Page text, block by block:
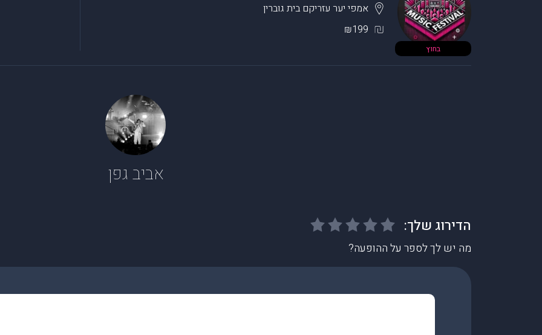
בחוץ
אמפי יער עזריקם בית גוברין
₪199
אביב גפן
מה יש לך לספר על ההופעה?